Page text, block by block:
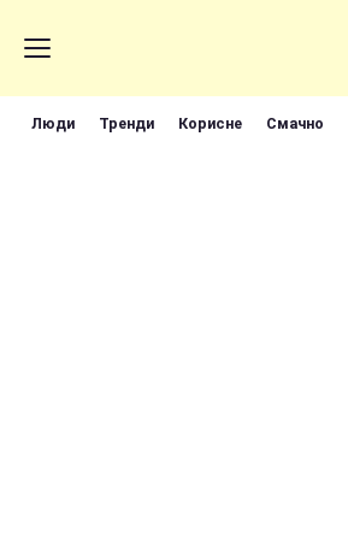
Люди Тренди Корисне Смачно